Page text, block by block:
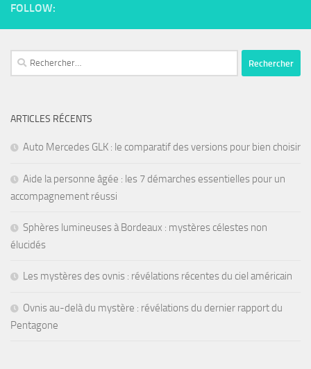
FOLLOW:
ARTICLES RÉCENTS
Auto Mercedes GLK : le comparatif des versions pour bien choisir
Aide la personne âgée : les 7 démarches essentielles pour un
accompagnement réussi
Sphères lumineuses à Bordeaux : mystères célestes non
élucidés
Les mystères des ovnis : révélations récentes du ciel américain
Ovnis au-delà du mystère : révélations du dernier rapport du
Pentagone